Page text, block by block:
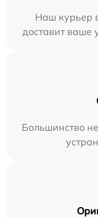
Наш курьер
доставит ваше
Большинство